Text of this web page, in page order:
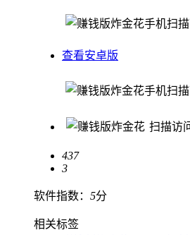
手机扫
查看安卓版
手机扫
扫描访
437
3
软件指数： 5分
相关标签